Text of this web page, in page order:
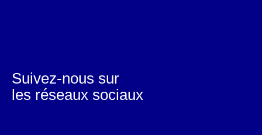
Suivez-nous sur
les réseaux sociaux